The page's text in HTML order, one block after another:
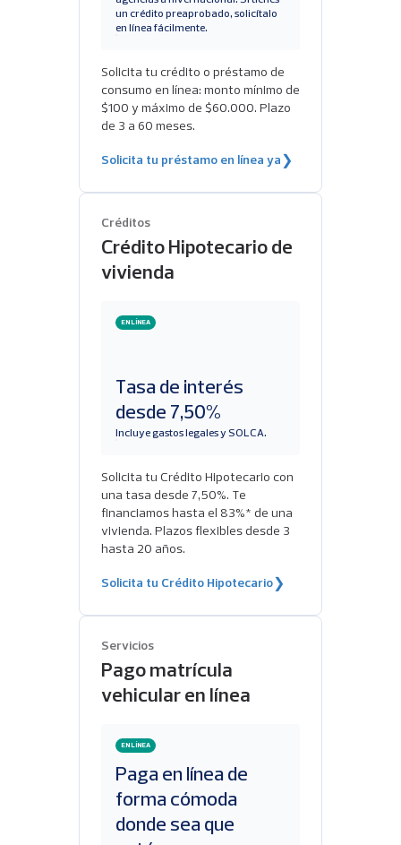
un crédito preaprobado, solicítalo
en línea fácilmente.
Solicita tu crédito o préstamo de
consumo en línea: monto mínimo de
$100 y máximo de $60.000. Plazo
de 3 a 60 meses.
Solicita tu préstamo en línea ya ❯
Crédito Hipotecario de
vivienda
Créditos
Tasa de interés
desde 7,50%
Incluye gastos legales y SOLCA.
EN LÍNEA
Solicita tu Crédito Hipotecario con
una tasa desde 7,50%. Te
financiamos hasta el 83%* de una
vivienda. Plazos flexibles desde 3
hasta 20 años.
Solicita tu Crédito Hipotecario ❯
Pago matrícula
vehicular en línea
Servicios
Paga en línea de
forma cómoda
donde sea que
EN LÍNEA